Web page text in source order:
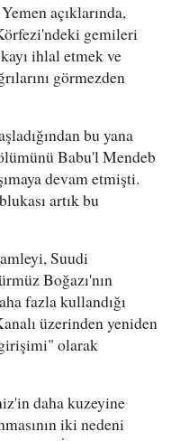
açıklarında,
gemileri
ihlal etmek ve
görmezden
bu yana
Babu'l Mendeb
devam etmişti.
artık bu
Suudi
Boğazı'nın
fazla kullandığı
üzerinden yeniden
olarak
daha kuzeyine
iki nedeni